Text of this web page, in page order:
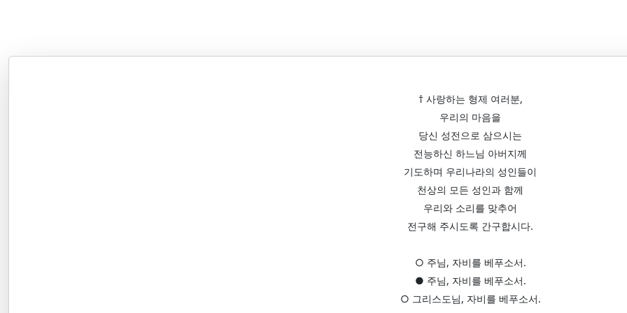
† 사랑하는 형제 여러분,
우리의 마음을
당신 성전으로 삼으시는
전능하신 하느님 아버지께
기도하며 우리나라의 성인들이
천상의 모든 성인과 함께
우리와 소리를 맞추어
전구해 주시도록 간구합시다.
○ 주님, 자비를 베푸소서.
● 주님, 자비를 베푸소서.
○ 그리스도님, 자비를 베푸소서.